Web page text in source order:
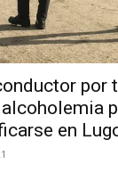
por
en